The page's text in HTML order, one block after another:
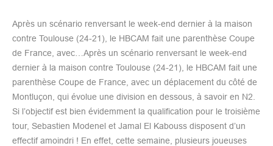
Après un scénario renversant le week-end dernier à la maison
contre Toulouse (24-21), le HBCAM fait une parenthèse Coupe
de France, avec…Après un scénario renversant le week-end
dernier à la maison contre Toulouse (24-21), le HBCAM fait une
parenthèse Coupe de France, avec un déplacement du côté de
Montluçon, qui évolue une division en dessous, à savoir en N2.
Si l’objectif est bien évidemment la qualification pour le troisième
tour, Sebastien Modenel et Jamal El Kabouss disposent d’un
effectif amoindri ! En effet, cette semaine, plusieurs joueuses